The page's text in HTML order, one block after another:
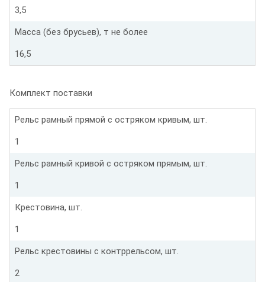
3,5
Масса (без брусьев), т не более
16,5
Комплект поставки
Рельс рамный прямой с остряком кривым, шт.
1
Рельс рамный кривой с остряком прямым, шт.
1
Крестовина, шт.
1
Рельс крестовины с контррельсом, шт.
2